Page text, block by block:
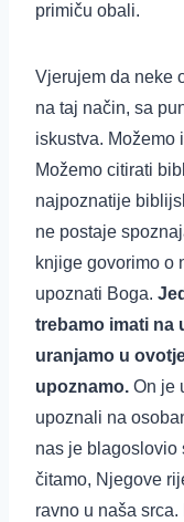
primiču obali.
Vjerujem da neke
na taj način, sa
iskustva. Možemo
Možemo citirati
najpoznatije
ne postaje
knjige govorimo o
upoznati Boga.
trebamo imati na
uranjamo u
upoznamo. On je
upoznali na
nas je blagoslovio
čitamo, Njegove
ravno u naša